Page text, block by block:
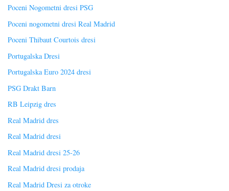
Poceni Nogometni dresi PSG
Poceni nogometni dresi Real Madrid
Poceni Thibaut Courtois dresi
Portugalska Dresi
Portugalska Euro 2024 dresi
PSG Drakt Barn
RB Leipzig dres
Real Madrid dres
Real Madrid dresi
Real Madrid dresi 25-26
Real Madrid dresi prodaja
Real Madrid Dresi za otroke